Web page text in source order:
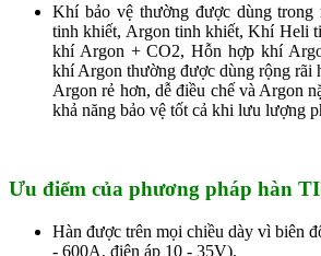
Khí bảo vệ thường được dùng
tinh khiết, Argon tinh khiết, Khí Heli
khí Argon + CO2, Hỗn hợp khí
khí Argon thường được dùng rộng rãi
Argon rẻ hơn, dễ điều chế và Argon
khả năng bảo vệ tốt cả khi lưu lượng
Ưu điểm của phương pháp hàn
Hàn được trên mọi chiều dày vì biên
- 600A, điện áp 10 - 35V).